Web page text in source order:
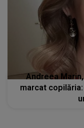
Andreea
marcat